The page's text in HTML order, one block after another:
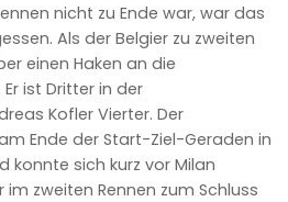
nicht zu Ende war, war das
Als der Belgier zu zweiten
einen Haken an die
ist Dritter in der
Kofler Vierter. Der
Ende der Start-Ziel-Geraden in
konnte sich kurz vor Milan
zweiten Rennen zum Schluss